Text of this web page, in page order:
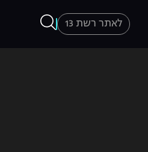
לאתר רשת 13